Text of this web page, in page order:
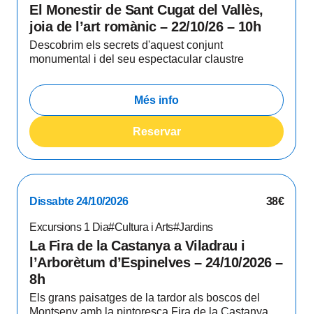
El Monestir de Sant Cugat del Vallès,
joia de l’art romànic – 22/10/26 – 10h
Descobrim els secrets d'aquest conjunt
monumental i del seu espectacular claustre
Més info
Reservar
Dissabte 24/10/2026 38€
Excursions 1 Dia#Cultura i Arts#Jardins
La Fira de la Castanya a Viladrau i
l’Arborètum d’Espinelves – 24/10/2026 –
8h
Els grans paisatges de la tardor als boscos del
Montseny amb la pintoresca Fira de la Castanya